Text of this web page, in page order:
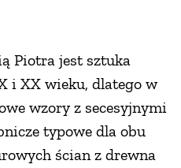
Piotra jest sztuka
i XX wieku, dlatego w
wzory z secesyjnymi
typowe dla obu
ścian z drewna